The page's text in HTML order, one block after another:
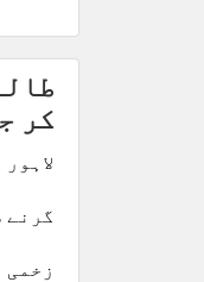
کر
گرنے
زخمی